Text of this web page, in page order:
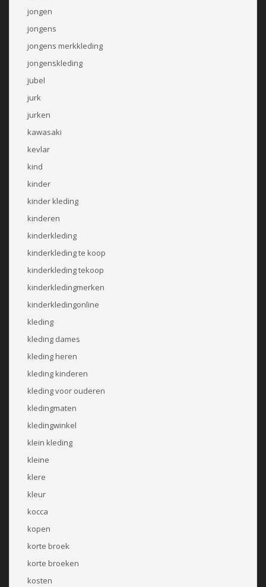
jongen
jongens
jongens merkkleding
jongenskleding
jubel
jurk
jurken
kawasaki
kevlar
kind
kinder
kinder kleding
kinderen
kinderkleding
kinderkleding te koop
kinderkleding tekoop
kinderkledingmerken
kinderkledingonline
kleding
kleding dames
kleding heren
kleding kinderen
kleding voor ouderen
kledingmaten
kledingwinkel
klein kleding
kleine
klere
kleur
kocca
kopen
korte broek
korte broeken
kosten